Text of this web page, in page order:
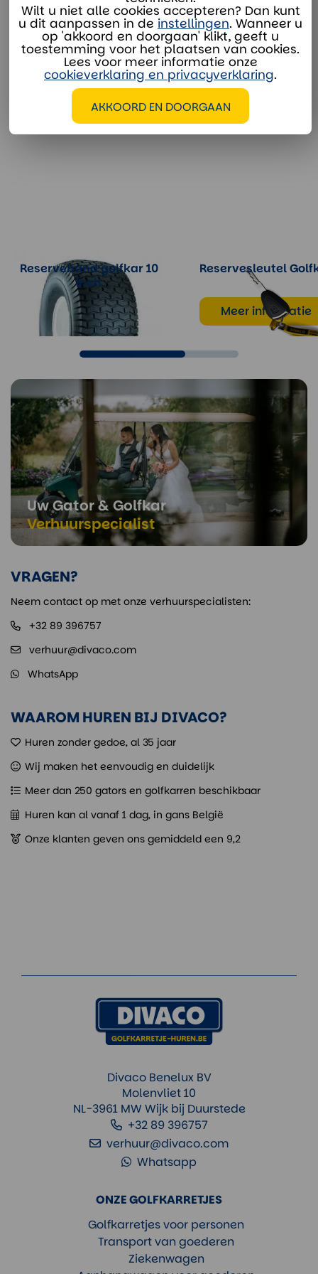
Whatsapp
EXTRA OPTIES
Reserveband golfkar 10
inch
Meer informatie
Reservesleutel
Meer informatie
Uw Gator & Golfkar
Verhuurspecialist
VRAGEN?
Neem contact op met onze verhuurspecialisten:
+32 89 396757
verhuur@divaco.com
WhatsApp
WAAROM HUREN BIJ DIVACO?
Huren zonder gedoe, al 35 jaar
Wij maken het eenvoudig en duidelijk
Meer dan 250 gators en golfkarren beschikbaar
Huren kan al vanaf 1 dag, in gans België
Onze klanten geven ons gemiddeld een 9,2
ONZE GOLFKARRETJES
Golfkarretjes voor personen
Transport van goederen
Ziekenwagen
Divaco Benelux BV
Molenvliet 10
NL-3961 MW Wijk bij Duurstede
+32 89 396757
verhuur@divaco.com
Whatsapp
Wilt u niet alle cookies accepteren? Dan kunt
u dit aanpassen in de instellingen. Wanneer u
op 'akkoord en doorgaan' klikt, geeft u
toestemming voor het plaatsen van cookies.
Lees voor meer informatie onze
cookieverklaring en privacyverklaring.
AKKOORD EN DOORGAAN